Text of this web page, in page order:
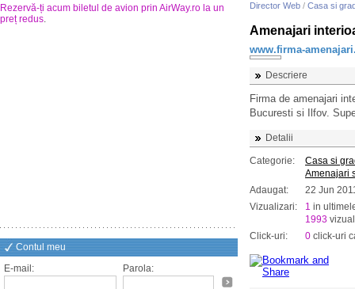
Rezervă-ți acum biletul de avion prin AirWay.ro la un
preț redus.
Contul meu
E-mail:
Parola:
Director Web / Casa si
Amenajari
www.firma-
Descriere
Firma de amenajari
Bucuresti si Ilfov.
Detalii
Categorie:
Casa si
Amenajari
Adaugat:
22 Jun
Vizualizari:
1 in
1993
Click-uri:
0 click-uri